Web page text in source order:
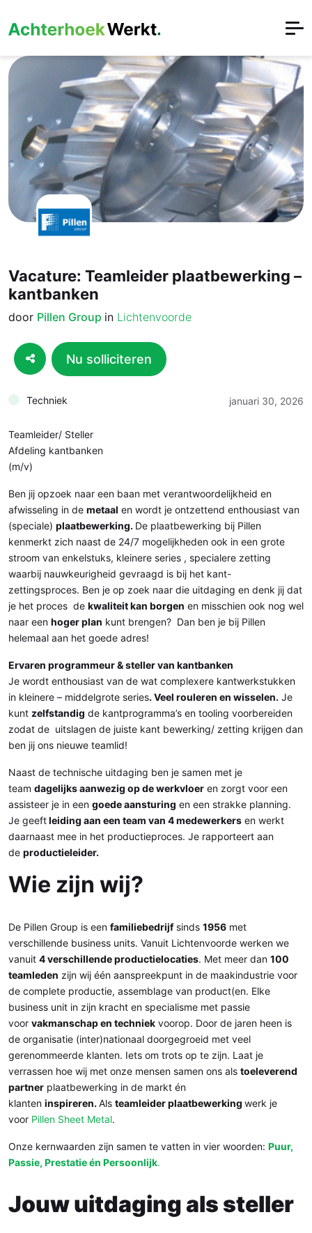
Vacature: Teamleider plaatbewerking –
kantbanken
door Pillen Group in Lichtenvoorde
Nu solliciteren
Techniek januari 30, 2026
Teamleider/ Steller
Afdeling kantbanken
(m/v)
Ben jij opzoek naar een baan met verantwoordelijkheid en
afwisseling in de metaal en wordt je ontzettend enthousiast van
(speciale) plaatbewerking. De plaatbewerking bij Pillen
kenmerkt zich naast de 24/7 mogelijkheden ook in een grote
stroom van enkelstuks, kleinere series , specialere zetting
waarbij nauwkeurigheid gevraagd is bij het kant-
zettingsproces. Ben je op zoek naar die uitdaging en denk jij dat
je het proces de kwaliteit kan borgen en misschien ook nog wel
naar een hoger plan kunt brengen? Dan ben je bij Pillen
helemaal aan het goede adres!
Ervaren programmeur & steller van kantbanken
Je wordt enthousiast van de wat complexere kantwerkstukken
in kleinere – middelgrote series. Veel rouleren en wisselen. Je
kunt zelfstandig de kantprogramma’s en tooling voorbereiden
zodat de uitslagen de juiste kant bewerking/ zetting krijgen dan
ben jij ons nieuwe teamlid!
Naast de technische uitdaging ben je samen met je
team dagelijks aanwezig op de werkvloer en zorgt voor een
assisteer je in een goede aansturing en een strakke planning.
Je geeftleiding aan een team van 4 medewerkers en werkt
daarnaast mee in het productieproces. Je rapporteert aan
de productieleider.
Wie zijn wij?
De Pillen Group is een familiebedrijfsinds 1956 met
verschillende business units. Vanuit Lichtenvoorde werken we
vanuit 4 verschillende productielocaties. Met meer dan 100
teamleden zijn wij één aanspreekpunt in de maakindustrie voor
de complete productie, assemblage van product(en. Elke
business unit in zijn kracht en specialisme met passie
voor vakmanschap en techniek voorop. Door de jaren heen is
de organisatie (inter)nationaal doorgegroeid met veel
gerenommeerde klanten. Iets om trots op te zijn. Laat je
verrassen hoe wij met onze mensen samen ons als toeleverend
partner plaatbewerking in de markt én
klanten inspireren. Als teamleider plaatbewerking werk je
voor Pillen Sheet Metal.
Onze kernwaarden zijn samen te vatten in vier woorden: Puur,
Passie, Prestatie én Persoonlijk.
Jouw uitdaging als steller